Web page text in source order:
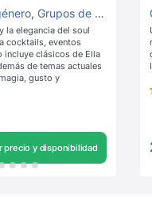
, Grupos de Jazz
la elegancia del soul
cocktails, eventos
incluye clásicos de Ella
de temas actuales
gusto y
precio y disponibilidad